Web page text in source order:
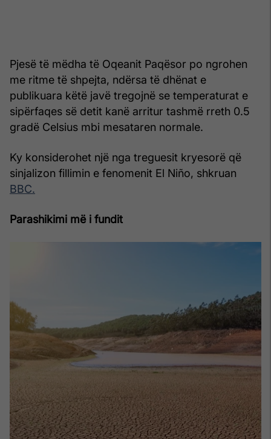
Pjesë të mëdha të Oqeanit Paqësor po ngrohen
me ritme të shpejta, ndërsa të dhënat e
publikuara këtë javë tregojnë se temperaturat e
sipërfaqes së detit kanë arritur tashmë rreth 0.5
gradë Celsius mbi mesataren normale.
Ky konsiderohet një nga treguesit kryesorë që
sinjalizon fillimin e fenomenit El Niño, shkruan
BBC.
Parashikimi më i fundit